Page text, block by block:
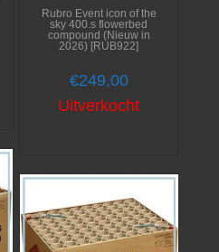
Rubro Event icon of the
sky 400.s flowerbed
compound (Nieuw in
2026) [RUB922]
€249,00
Uitverkocht